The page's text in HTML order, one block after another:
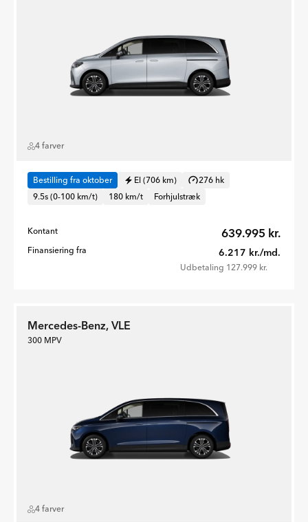
4 farver
Bestilling fra oktober El (706 km)
276 hk
9.5s (0-100 km/t)
180 km/t Forhjulstræk
Kontant 639.995 kr.
Finansiering fra 6.217 kr./md.
Udbetaling 127.999 kr.
Mercedes-Benz, VLE
300 MPV
4 farver